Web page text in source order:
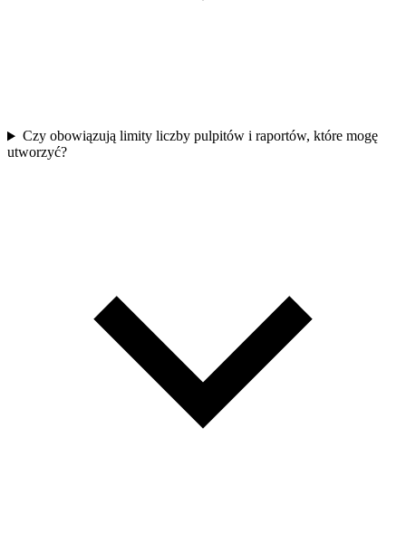
Czy obowiązują limity liczby pulpitów i raportów, które mogę
utworzyć?